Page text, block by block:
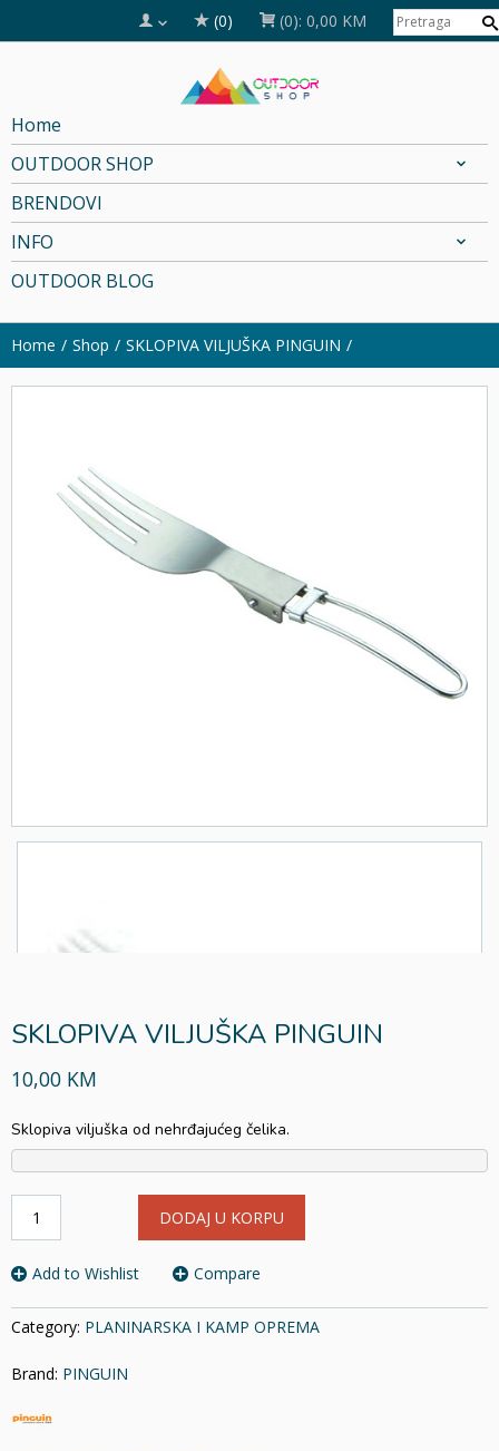
(0) (0): 0,00 KM
Home
OUTDOOR SHOP
BRENDOVI
INFO
OUTDOOR BLOG
Home Shop SKLOPIVA VILJUŠKA PINGUIN
SKLOPIVA VILJUŠKA PINGUIN
10,00 KM
Sklopiva viljuška od nehrđajućeg čelika.
VILJUŠKA
količina
DODAJ U KORPU
Add to Wishlist Compare
Category: PLANINARSKA I KAMP OPREMA
Brand: PINGUIN